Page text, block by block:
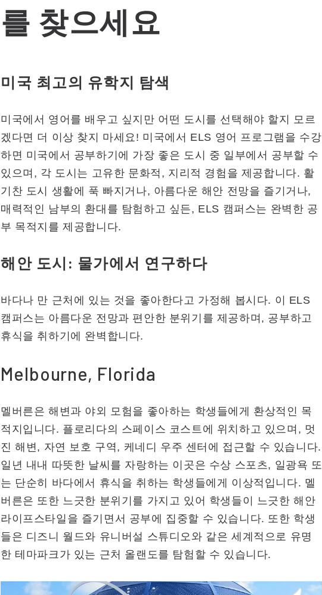
를 찾으세요
미국 최고의 유학지 탐색
미국에서 영어를 배우고 싶지만 어떤 도시를 선택해야 할지 모르
겠다면 더 이상 찾지 마세요! 미국에서 ELS 영어 프로그램을 수강
하면 미국에서 공부하기에 가장 좋은 도시 중 일부에서 공부할 수
있으며, 각 도시는 고유한 문화적, 지리적 경험을 제공합니다. 활
기찬 도시 생활에 푹 빠지거나, 아름다운 해안 전망을 즐기거나,
매력적인 남부의 환대를 탐험하고 싶든, ELS 캠퍼스는 완벽한 공
부 목적지를 제공합니다.
해안 도시: 물가에서 연구하다
바다나 만 근처에 있는 것을 좋아한다고 가정해 봅시다. 이 ELS
캠퍼스는 아름다운 전망과 편안한 분위기를 제공하며, 공부하고
휴식을 취하기에 완벽합니다.
Melbourne, Florida
멜버른은 해변과 야외 모험을 좋아하는 학생들에게 환상적인 목
적지입니다. 플로리다의 스페이스 코스트에 위치하고 있으며, 멋
진 해변, 자연 보호 구역, 케네디 우주 센터에 접근할 수 있습니다.
일년 내내 따뜻한 날씨를 자랑하는 이곳은 수상 스포츠, 일광욕 또
는 단순히 바다에서 휴식을 취하는 학생들에게 이상적입니다. 멜
버른은 또한 느긋한 분위기를 가지고 있어 학생들이 느긋한 해안
라이프스타일을 즐기면서 공부에 집중할 수 있습니다. 또한 학생
들은 디즈니 월드와 유니버설 스튜디오와 같은 세계적으로 유명
한 테마파크가 있는 근처 올랜도를 탐험할 수 있습니다.